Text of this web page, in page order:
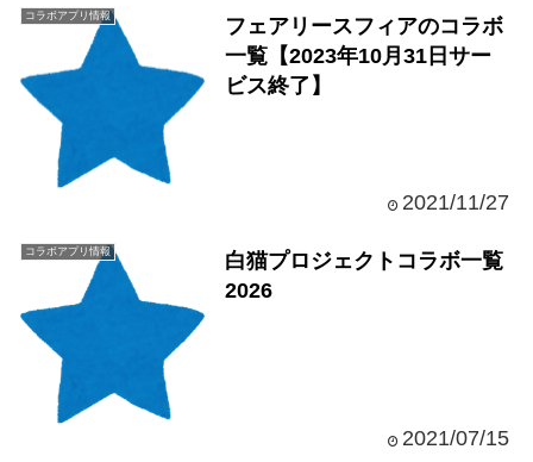
コラボアプリ情報
フェアリースフィアのコラボ
一覧【2023年10月31日サー
ビス終了】
2021/11/27
コラボアプリ情報
白猫プロジェクトコラボ一覧
2026
2021/07/15